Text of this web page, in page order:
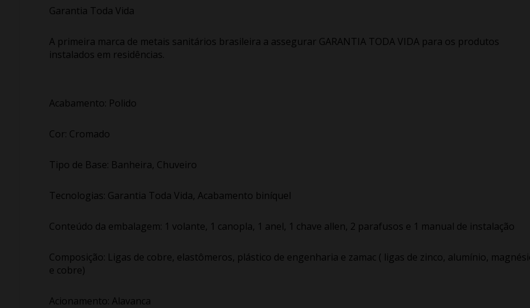
Garantia Toda Vida
A primeira marca de metais sanitários brasileira a assegurar GARANTIA TODA VIDA para os produtos
instalados em residências.
Acabamento: Polido
Cor: Cromado
Tipo de Base: Banheira, Chuveiro
Tecnologias: Garantia Toda Vida, Acabamento biníquel
Conteúdo da embalagem: 1 volante, 1 canopla, 1 anel, 1 chave allen, 2 parafusos e 1 manual de instalação
Composição: Ligas de cobre, elastômeros, plástico de engenharia e zamac ( ligas de zinco, alumínio,
e cobre)
Acionamento: Alavanca